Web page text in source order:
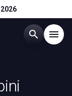
search menu